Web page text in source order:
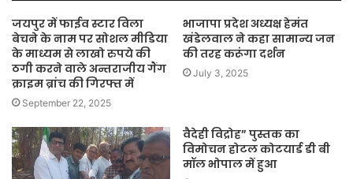
जयपुर में फाईव स्टार विला
बेचने के नाम पर सोशल मीडिया
के माध्यम से लाखो रुपये की
ठगी करने वाले अन्तराजीय गैंग
क्राइम ब्रांच की गिरफ्त में
September 22, 2025
भाजापा प्रदेश अध्यक्ष हेमंत
खंडेलवाल ने कहा सामान्य जन
की तरह करूंगा दर्शन
July 3, 2025
वैदेही विद्रोह” पुस्तक का
विमोचन होटल कोटयार्ड डी बी
मॉल भोपाल में हुआ